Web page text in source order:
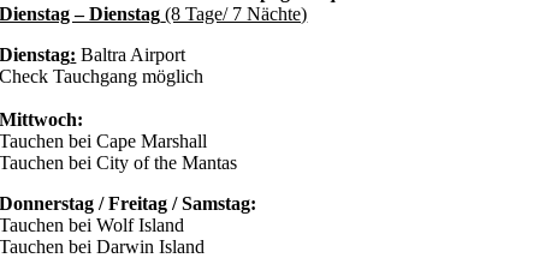
Dienstag – Dienstag (8 Tage/ 7 Nächte)
Dienstag: Baltra Airport
Check Tauchgang möglich
Mittwoch:
Tauchen bei Cape Marshall
Tauchen bei City of the Mantas
Donnerstag / Freitag / Samstag:
Tauchen bei Wolf Island
Tauchen bei Darwin Island